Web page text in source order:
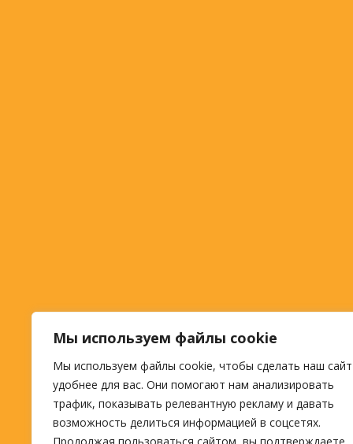
Мы используем файлы cookie
Мы используем файлы cookie, чтобы сделать наш сайт
удобнее для вас. Они помогают нам анализировать
трафик, показывать релевантную рекламу и давать
возможность делиться информацией в соцсетях.